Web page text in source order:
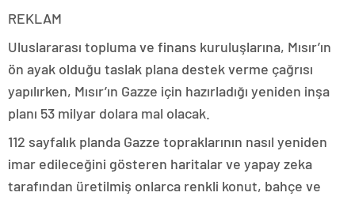
REKLAM
Uluslararası topluma ve finans kuruluşlarına, Mısır’ın
ön ayak olduğu taslak plana destek verme çağrısı
yapılırken, Mısır’ın Gazze için hazırladığı yeniden inşa
planı 53 milyar dolara mal olacak.
112 sayfalık planda Gazze topraklarının nasıl yeniden
imar edileceğini gösteren haritalar ve yapay zeka
tarafından üretilmiş onlarca renkli konut, bahçe ve